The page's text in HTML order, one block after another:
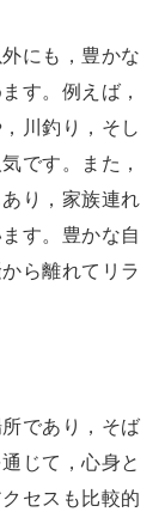
にも，豊かな
す。例えば，
川釣り，そし
です。また，
り，家族連れ
す。豊かな自
ら離れてリラ
であり，そば
じて，心身と
セスも比較的